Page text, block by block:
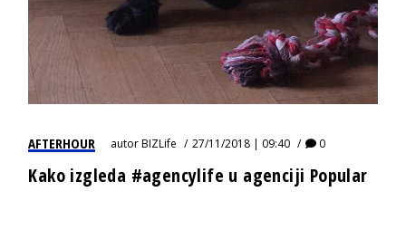
AFTERHOUR autorBIZLife 27/11/2018 | 09:40 0
Kako izgleda #agencylife u agenciji Popular